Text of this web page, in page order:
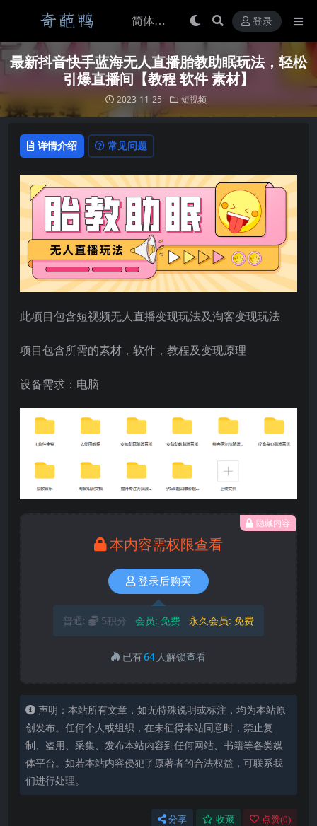
登录
最新抖音快手蓝海无人直播胎教助眠玩法，轻松
引爆直播间【教程 软件 素材】
2023-11-25 短视频
详情介绍 常见问题
此项目包含短视频无人直播变现玩法及淘客变现玩法
项目包含所需的素材，软件，教程及变现原理
设备需求：电脑
隐藏内容
本内容需权限查看
登录后购买
普通: 5积分 会员: 免费 永久会员: 免费
已有64 人解锁查看
声明：本站所有文章，如无特殊说明或标注，均为本站原
创发布。任何个人或组织，在未征得本站同意时，禁止复
制、盗用、采集、发布本站内容到任何网站、书籍等各类媒
体平台。如若本站内容侵犯了原著者的合法权益，可联系我
们进行处理。
分享 收藏 点赞(0)